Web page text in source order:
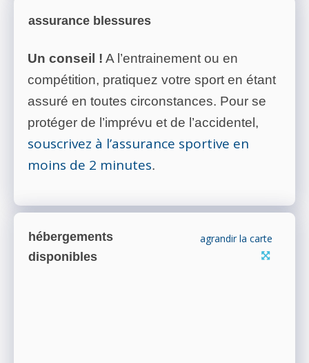
assurance blessures
Un conseil ! A l’entrainement ou en
compétition, pratiquez votre sport en étant
assuré en toutes circonstances. Pour se
protéger de l’imprévu et de l’accidentel,
souscrivez à l’assurance sportive en
moins de 2 minutes.
hébergements
disponibles
agrandir la carte